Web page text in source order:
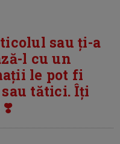
sau ți-a
l cu un
le pot fi
tătici. Îți
❣️